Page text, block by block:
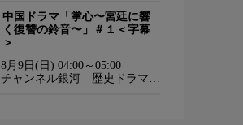
中国ドラマ「掌心〜宮廷に響
く復讐の鈴音〜」＃１＜字幕
＞
8月9日(日) 04:00～05:00
チャンネル銀河 歴史ドラマ・